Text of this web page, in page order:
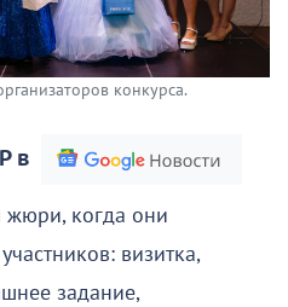
конкурса.
в
когда они
визитка,
задание,